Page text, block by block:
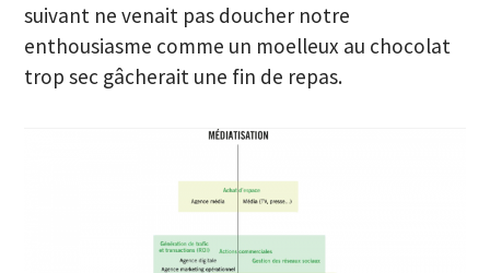
suivant ne venait pas doucher notre
enthousiasme comme un moelleux au chocolat
trop sec gâcherait une fin de repas.